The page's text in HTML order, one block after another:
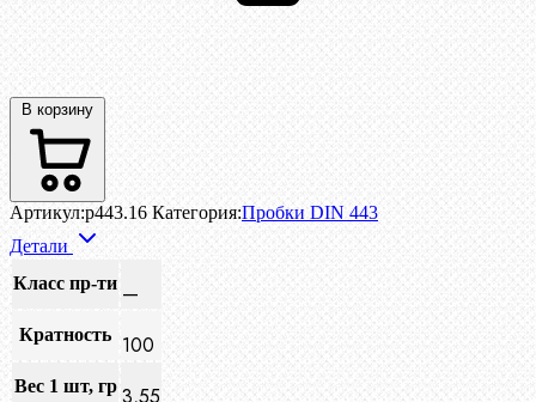
В корзину
Артикул:p443.16 Категория:Пробки DIN 443
Детали
Класс пр-ти —
Кратность 100
Вес 1 шт, гр